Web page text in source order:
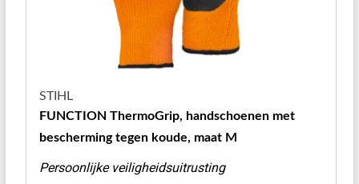
STIHL
FUNCTION ThermoGrip, handschoenen met
bescherming tegen koude, maat M
Persoonlijke veiligheidsuitrusting